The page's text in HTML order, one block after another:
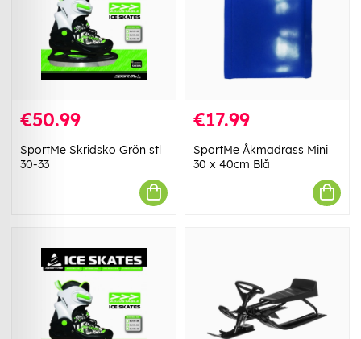
€50.99
SportMe Skridsko Grön stl
30-33
€17.99
SportMe Åkmadrass Mini
30 x 40cm Blå